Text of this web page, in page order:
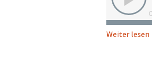
Weiter lesen